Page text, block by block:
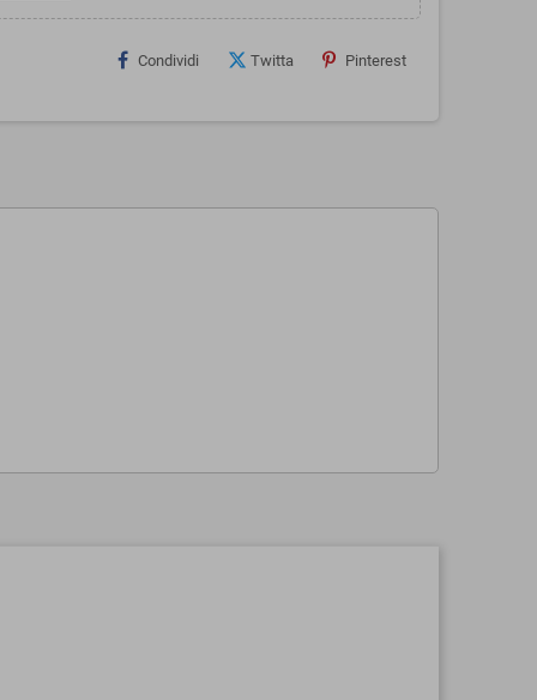
Condividi Twitta Pinterest